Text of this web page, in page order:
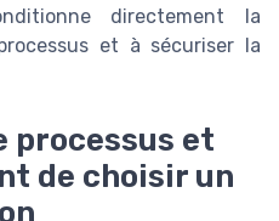
directement la
et à sécuriser la
processus et
de choisir un